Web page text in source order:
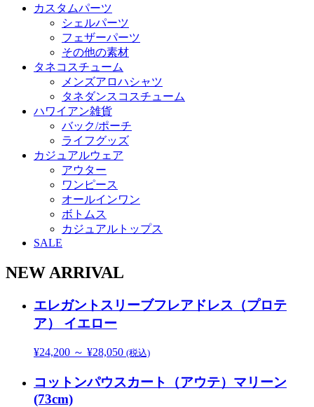
カスタムパーツ
シェルパーツ
フェザーパーツ
その他の素材
タネコスチューム
メンズアロハシャツ
タネダンスコスチューム
ハワイアン雑貨
バック/ポーチ
ライフグッズ
カジュアルウェア
アウター
ワンピース
オールインワン
ボトムス
カジュアルトップス
SALE
NEW ARRIVAL
エレガントスリーブフレアドレス（プロテ
ア） イエロー
¥24,200 ～ ¥28,050 (税込)
コットンパウスカート（アウテ）マリーン
(73cm)